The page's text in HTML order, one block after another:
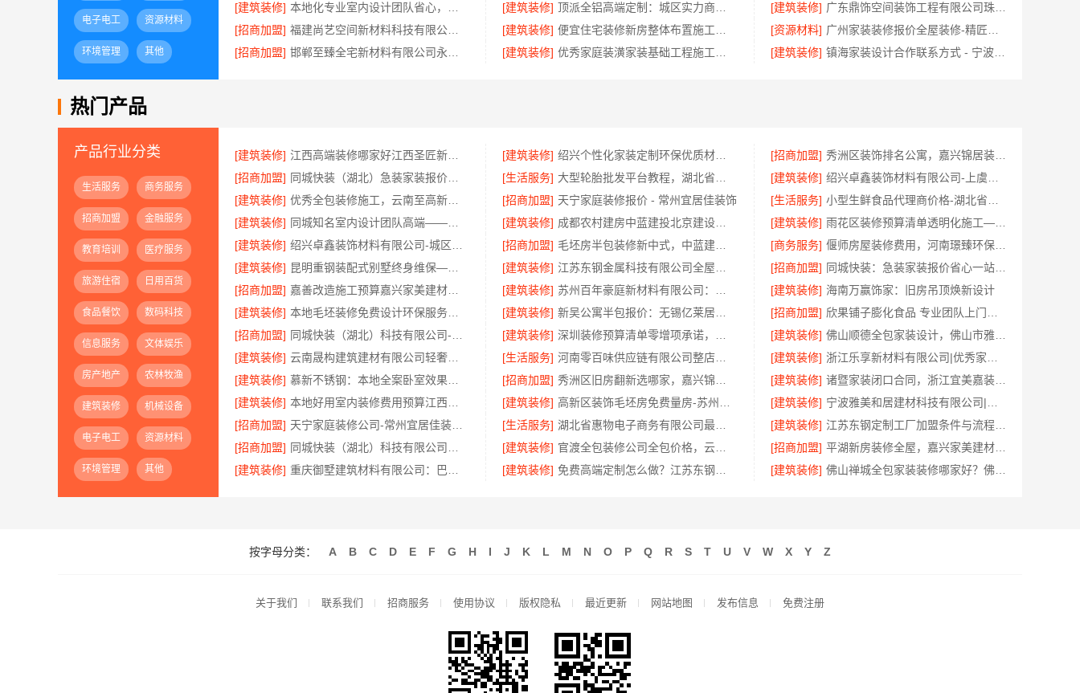
电子电工 资源材料
环境管理 其他
[建筑装修]
[建筑装修] [建筑装修]
广东鼎饰空间装饰工程有限公司珠三角正规装饰透明化施工
[招商加盟]
[建筑装修] [资源材料]
[招商加盟]
[建筑装修] [建筑装修] 镇海家装设计合作联系方式 - 宁波雅美和居建材科技有限公司预约咨询
热门产品
产品行业分类
生活服务 商务服务
招商加盟 金融服务
教育培训 医疗服务
旅游住宿 日用百货
食品餐饮 数码科技
信息服务 文体娱乐
房产地产 农林牧渔
建筑装修 机械设备
电子电工 资源材料
环境管理 其他
[建筑装修] [建筑装修] [招商加盟]
秀洲区装饰排名公寓，嘉兴锦居装饰材料有限公司
[招商加盟]
[生活服务] [建筑装修]
[建筑装修]
[招商加盟] 天宁家庭装修报价 - 常州宜居佳装饰 [生活服务]
[建筑装修]
[建筑装修] [建筑装修]
雨花区装修预算清单透明化施工——创益讯建筑
[建筑装修]
[招商加盟] [商务服务]
偃师房屋装修费用，河南璟臻环保建材有限公司无隐形消费
[建筑装修]
[建筑装修] [招商加盟]
同城快装：急装家装报价省心一站式搞定
[招商加盟]
[建筑装修] [建筑装修] 海南万赢饰家：旧房吊顶焕新设计
[建筑装修]
[建筑装修] [招商加盟]
[招商加盟]
[建筑装修] [建筑装修]
佛山顺德全包家装设计，佛山市雅居美家建筑装饰工程有限公司值得信赖
[建筑装修]
[生活服务] [建筑装修]
[建筑装修]
[招商加盟] [建筑装修]
诸暨家装闭口合同，浙江宜美嘉装饰工程有限公司安心托付
[建筑装修]
[建筑装修] [建筑装修]
[招商加盟]
[生活服务] [建筑装修]
江苏东钢定制工厂加盟条件与流程——江苏东钢金属科技有限公司
[招商加盟]
[建筑装修] [招商加盟]
平湖新房装修全屋，嘉兴家美建材科技有限公司一站式服务
[建筑装修]
[建筑装修] [建筑装修] 佛山禅城全包家装装修哪家好？佛山市雅居美家装饰一站式省心
按字母分类： A B C D E F G H I J K L M N O P Q R S T U V W X Y Z
关于我们 联系我们 招商服务 使用协议 版权隐私 最近更新 网站地图 发布信息 免费注册